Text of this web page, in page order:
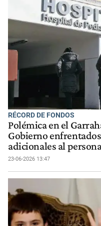
RÉCORD DE FONDOS
Polémica en el
Gobierno
adicionales al
23-06-2026 13:47